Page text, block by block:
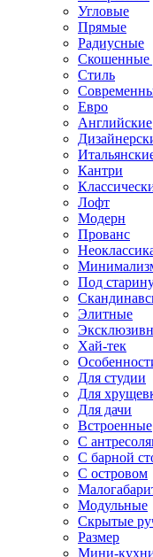
Угловые
Прямые
Радиусные
Скошенные
Стиль
Евро
Английские
Кантри
Лофт
Модерн
Прованс
Под
Элитные
Хай-тек
Для студии
Для
Для дачи
Встроенные
С
С барной
С островом
Модульные
Скрытые
Размер
Мини-